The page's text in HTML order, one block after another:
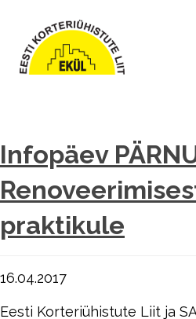
Infopäev
praktikule
16.04.2017
Eesti Korteriühistute Liit ja